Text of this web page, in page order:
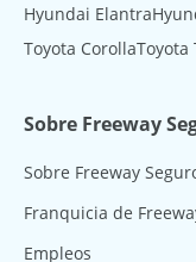
Hyundai Elantra
Toyota CorollaToyota
Sobre Freeway
Sobre Freeway
Franquicia de
Empleos